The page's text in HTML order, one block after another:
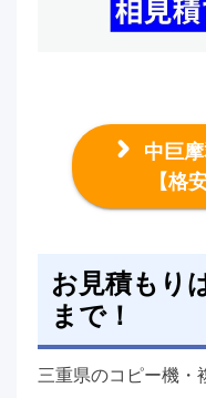
中巨
【格
お見積もり
まで！
三重県のコピー機・